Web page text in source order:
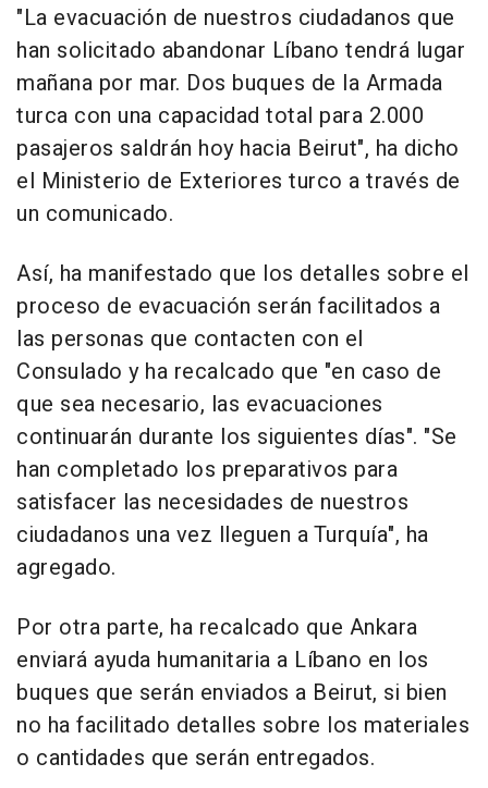
"La evacuación de nuestros ciudadanos que
han solicitado abandonar Líbano tendrá lugar
mañana por mar. Dos buques de la Armada
turca con una capacidad total para 2.000
pasajeros saldrán hoy hacia Beirut", ha dicho
el Ministerio de Exteriores turco a través de
un comunicado.
Así, ha manifestado que los detalles sobre el
proceso de evacuación serán facilitados a
las personas que contacten con el
Consulado y ha recalcado que "en caso de
que sea necesario, las evacuaciones
continuarán durante los siguientes días". "Se
han completado los preparativos para
satisfacer las necesidades de nuestros
ciudadanos una vez lleguen a Turquía", ha
agregado.
Por otra parte, ha recalcado que Ankara
enviará ayuda humanitaria a Líbano en los
buques que serán enviados a Beirut, si bien
no ha facilitado detalles sobre los materiales
o cantidades que serán entregados.